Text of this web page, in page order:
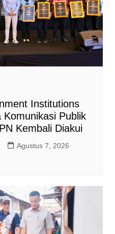
Institutions
Publik
Kembali Diakui
Agustus 7, 2026